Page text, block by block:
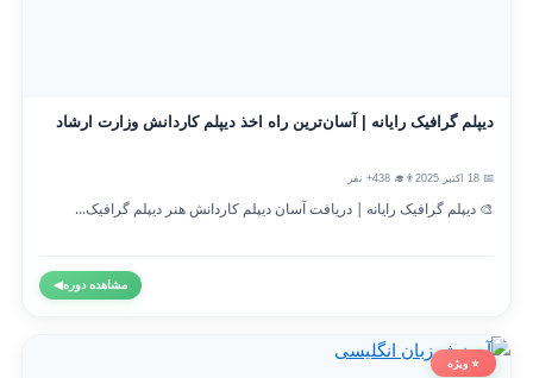
دیپلم گرافیک رایانه | آسان‌ترین راه اخذ دیپلم کاردانش وزارت ارشاد
👨‍🎓 438+ نفر
🎨 دیپلم گرافیک رایانه | دریافت آسان دیپلم کاردانش هنر دیپلم گرافیک...
مشاهده دوره◀
⭐ ویژه